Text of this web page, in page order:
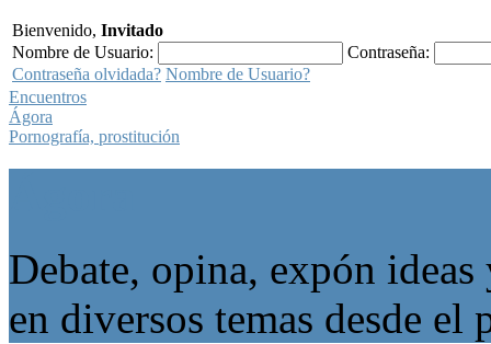
Bienvenido, Invitado
Nombre de Usuario:
Contraseña:
Contraseña olvidada? Nombre de Usuario?
Encuentros
Ágora
Pornografía, prostitución
Debate, opina, expón
en diversos temas desde